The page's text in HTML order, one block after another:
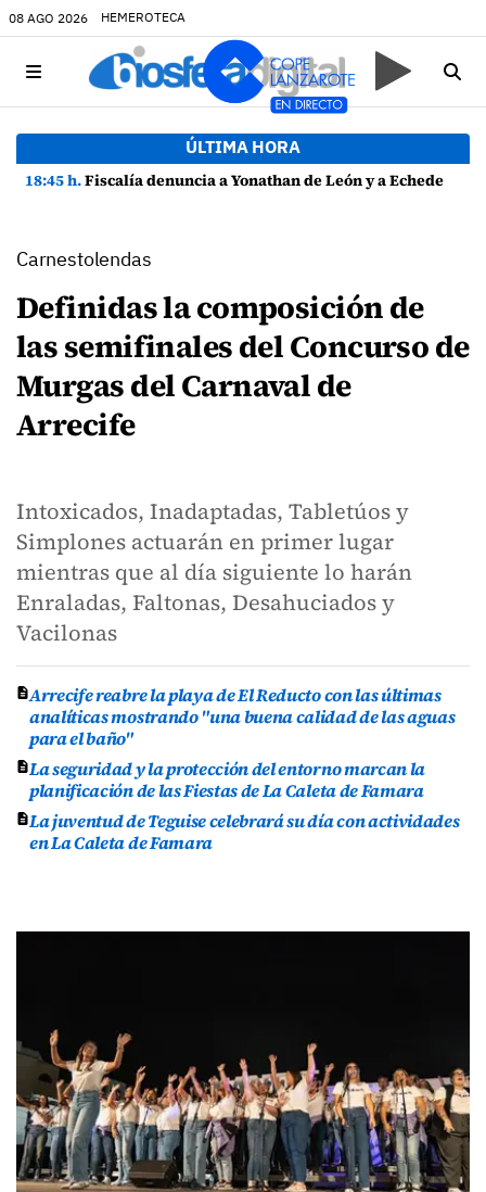
08 AGO 2026 HEMEROTECA
ÚLTIMA HORA
18:45 h.Fiscalía denuncia a Yonathan de León y a Echedey Eugenio por presuntas anomalías en contratos festivos
Carnestolendas
Definidas la composición de
las semifinales del Concurso de
Murgas del Carnaval de
Arrecife
Intoxicados, Inadaptadas, Tabletúos y
Simplones actuarán en primer lugar
mientras que al día siguiente lo harán
Enraladas, Faltonas, Desahuciados y
Vacilonas
Arrecife reabre la playa de El Reducto con las últimas
analíticas mostrando "una buena calidad de las aguas
para el baño"
La seguridad y la protección del entorno marcan la
planificación de las Fiestas de La Caleta de Famara
La juventud de Teguise celebrará su día con actividades
en La Caleta de Famara